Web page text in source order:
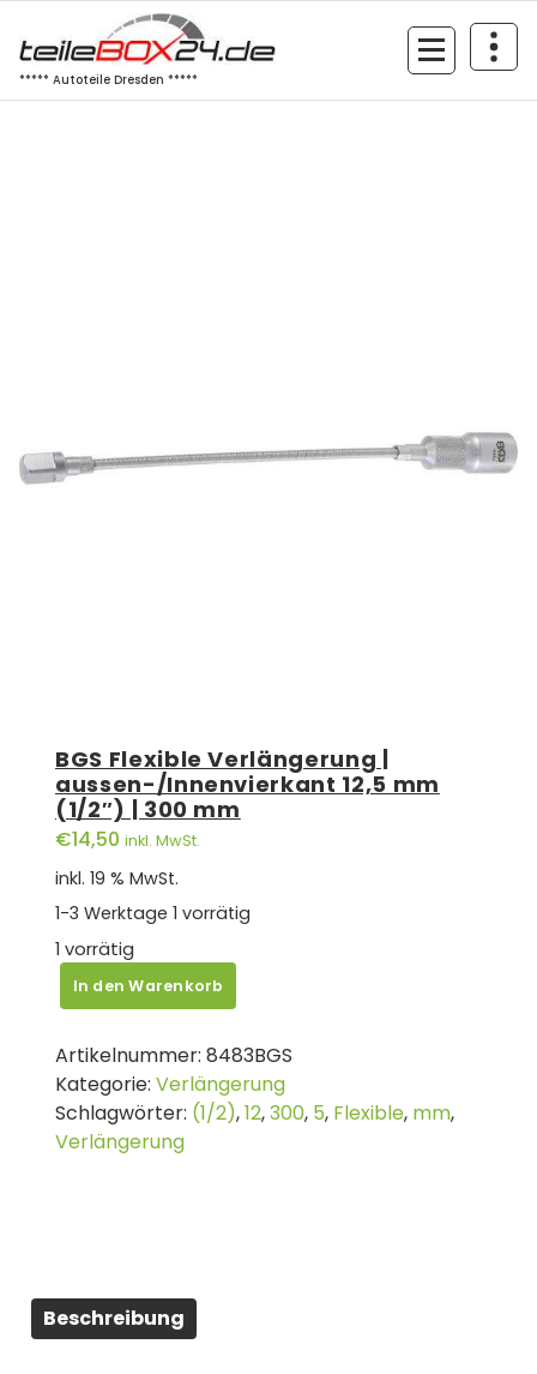
Inhalt
springen
***** Autoteile Dresden *****
BGS Flexible Verlängerung |
aussen-/Innenvierkant 12,5 mm
(1/2″) | 300 mm
€14,50 inkl. MwSt.
inkl. 19 % MwSt.
1-3 Werktage 1 vorrätig
1 vorrätig
BGS
Flexible
|
aussen-/Innenvierkant
12,5
mm
Menge
In den Warenkorb
Artikelnummer: 8483BGS
Kategorie: Verlängerung
Schlagwörter: (1/2),12,300, 5, Flexible, mm,
Verlängerung
Beschreibung